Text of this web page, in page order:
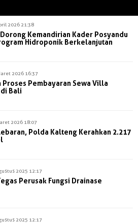
2026 21:38
Dorong Kemandirian Kader Posyandu
Hidroponik Berkelanjutan
2026 16:37
Proses Pembayaran Sewa Villa
Bali
2026 18:07
Polda Kalteng Kerahkan 2.217
2025 12:17
Perusak Fungsi Drainase
2025 12:17